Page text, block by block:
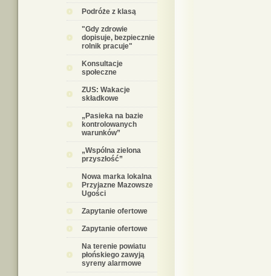
Podróże z klasą
"Gdy zdrowie
dopisuje, bezpiecznie
rolnik pracuje"
Konsultacje
społeczne
ZUS: Wakacje
składkowe
„Pasieka na bazie
kontrolowanych
warunków”
„Wspólna zielona
przyszłość”
Nowa marka lokalna
Przyjazne Mazowsze
Ugości
Zapytanie ofertowe
Zapytanie ofertowe
Na terenie powiatu
płońskiego zawyją
syreny alarmowe